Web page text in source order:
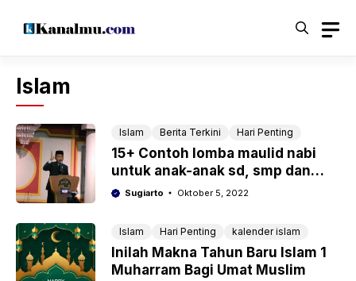
Islam
Islam Berita Terkini Hari Penting
15+ Contoh lomba maulid nabi
untuk anak-anak sd, smp dan
sma lengkap
Sugiarto Oktober 5, 2022
Islam Hari Penting kalender islam
Inilah Makna Tahun Baru Islam 1
Muharram Bagi Umat Muslim